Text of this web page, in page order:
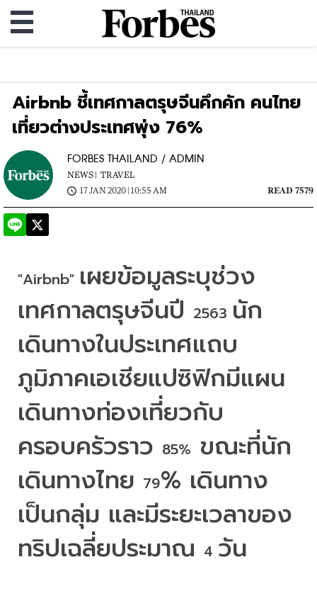
Airbnb ชี้เทศกาลตรุษจีนคึกคัก คนไทย
เที่ยวต่างประเทศพุ่ง 76%
FORBES THAILAND / ADMIN
NEWS |
TRAVEL
17 JAN 2020 | 10:55 AM
READ 7579
"Airbnb" เผยข้อมูลระบุช่วง
เทศกาลตรุษจีนปี 2563 นัก
เดินทางในประเทศแถบ
ภูมิภาคเอเชียแปซิฟิกมีแผน
เดินทางท่องเที่ยวกับ
ครอบครัวราว 85% ขณะที่นัก
เดินทางไทย 79% เดินทาง
เป็นกลุ่ม และมีระยะเวลาของ
ทริปเฉลี่ยประมาณ 4 วัน